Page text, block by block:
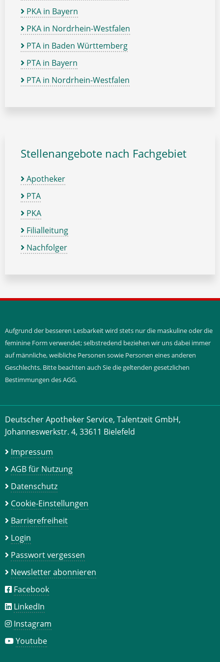
PKA in Bayern
PKA in Nordrhein-Westfalen
PTA in Baden Württemberg
PTA in Bayern
PTA in Nordrhein-Westfalen
Stellenangebote nach Fachgebiet
Apotheker
PTA
PKA
Filialleitung
Nachfolger
Aufgrund der besseren Lesbarkeit wird stets nur die maskuline oder die
feminine Form verwendet; selbstredend beziehen wir uns dabei immer
auf männliche, weibliche Personen sowie Personen eines anderen
Geschlechts. Bitte beachten auch Sie die geltenden gesetzlichen
Bestimmungen des AGG.
Deutscher Apotheker Service, Talentzeit GmbH,
Johanneswerkstr. 4, 33611 Bielefeld
Impressum
AGB für Nutzung
Datenschutz
Cookie-Einstellungen
Barrierefreiheit
Login
Passwort vergessen
Newsletter abonnieren
Facebook
LinkedIn
Instagram
Youtube